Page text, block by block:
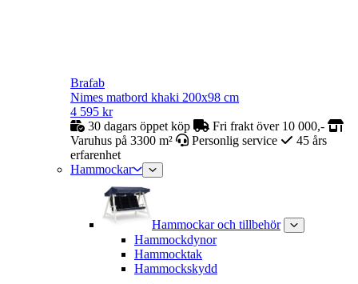
Brafab
Nimes matbord khaki 200x98 cm
4 595 kr
30 dagars öppet köp
Fri frakt över 10 000,-
Varuhus på 3300 m²
Personlig service
45 års
erfarenhet
Hammockar
Hammockar och tillbehör
Hammockdynor
Hammocktak
Hammockskydd